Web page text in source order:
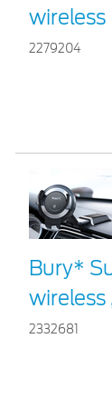
wireless
2279204
Bury*
wireless
2332681